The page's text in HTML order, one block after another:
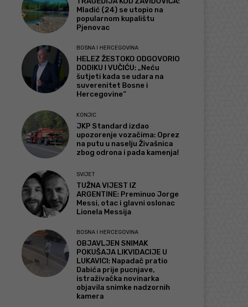
Mladić (24) se utopio na
popularnom kupalištu
Pjenovac
BOSNA I HERCEGOVINA
HELEZ ŽESTOKO ODGOVORIO
DODIKU I VUČIĆU: „Neću
šutjeti kada se udara na
suverenitet Bosne i
Hercegovine“
KONJIC
JKP Standard izdao
upozorenje vozačima: Oprez
na putu u naselju Živašnica
zbog odrona i pada kamenja!
SVIJET
TUŽNA VIJEST IZ
ARGENTINE: Preminuo Jorge
Messi, otac i glavni oslonac
Lionela Messija
BOSNA I HERCEGOVINA
OBJAVLJEN SNIMAK
POKUŠAJA LIKVIDACIJE U
LUKAVICI: Napadač pratio
Dabića prije pucnjave,
istraživačka novinarka
objavila snimke nadzornih
kamera